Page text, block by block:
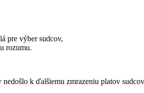
pre výber sudcov,
rozumu.
k ďalšiemu zmrazeniu platov